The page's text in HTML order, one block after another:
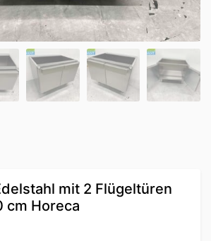
mit 2 Flügeltüren
cm Horeca